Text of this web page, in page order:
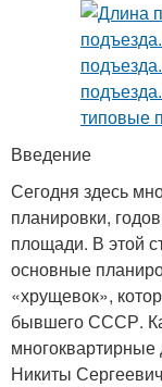
Введение
Сегодня здесь
планировки,
площади. В этой
основные
«хрущевок»,
бывшего СССР.
Никиты